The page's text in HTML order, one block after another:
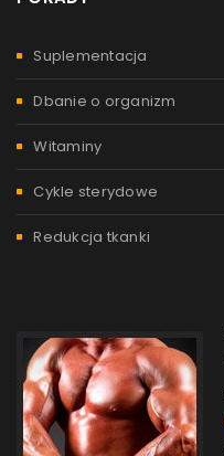
Suplementacja
Dbanie o organizm
Witaminy
Cykle sterydowe
Redukcja tkanki